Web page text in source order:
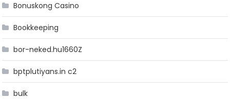
Bonuskong Casino
Bookkeeping
bor-neked.hu1660Z
bptplutiyans.in c2
bulk